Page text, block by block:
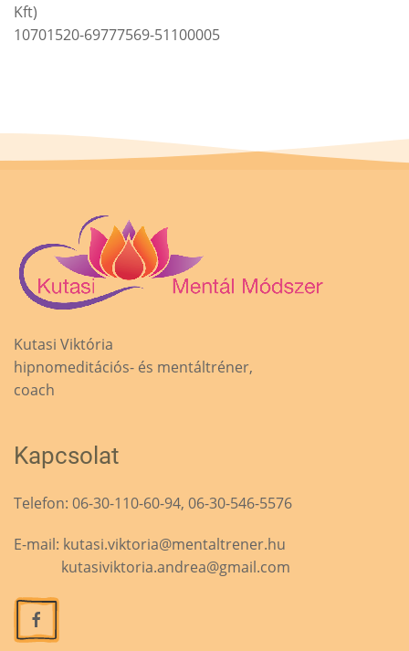
Kft)
10701520-69777569-51100005
Kutasi Viktória
hipnomeditációs- és mentáltréner,
coach
Kapcsolat
Telefon: 06-30-110-60-94, 06-30-546-5576
E-mail: kutasi.viktoria@mentaltrener.hu
kutasiviktoria.andrea@gmail.com